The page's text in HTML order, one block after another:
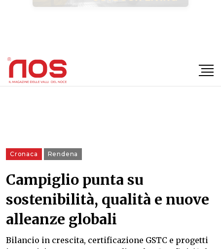
×
Cronaca Rendena
Campiglio punta su
sostenibilità, qualità e nuove
alleanze globali
Bilancio in crescita, certificazione GSTC e progetti